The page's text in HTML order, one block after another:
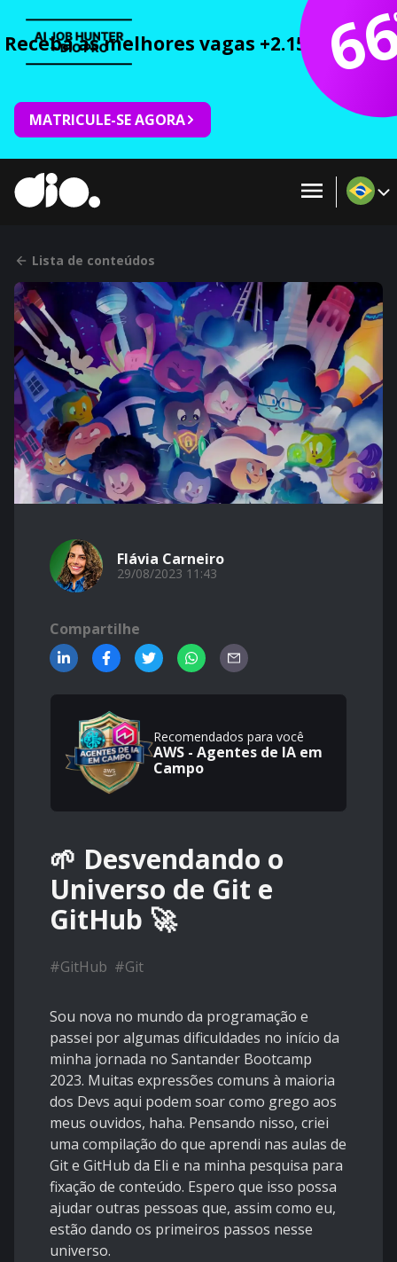
Receba as melhores vagas +2.150 cursos
MATRICULE-SE AGORA
Lista de conteúdos
Flávia Carneiro
29/08/2023 11:43
Compartilhe
Recomendados para você
AWS - Agentes de IA em
Campo
🌱 Desvendando o
Universo de Git e
GitHub 🚀
#GitHub #Git
Sou nova no mundo da programação e
passei por algumas dificuldades no início da
minha jornada no Santander Bootcamp
2023. Muitas expressões comuns à maioria
dos Devs aqui podem soar como grego aos
meus ouvidos, haha. Pensando nisso, criei
uma compilação do que aprendi nas aulas de
Git e GitHub da Eli e na minha pesquisa para
fixação de conteúdo. Espero que isso possa
ajudar outras pessoas que, assim como eu,
estão dando os primeiros passos nesse
universo.